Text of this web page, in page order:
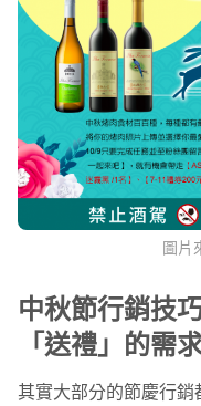
圖片
中秋節行銷技
「送禮」的需
其實大部分的節慶行